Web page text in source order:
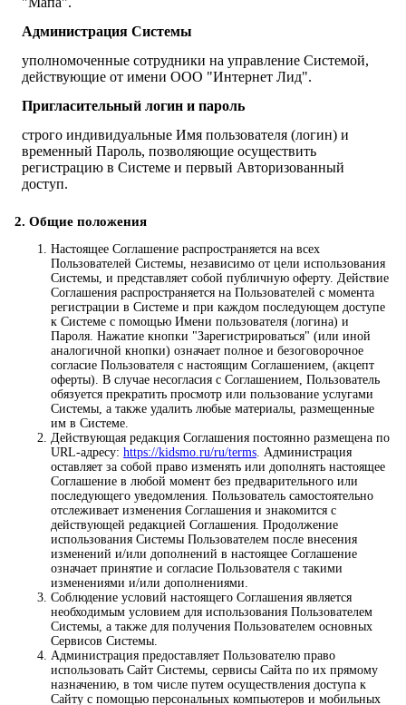
Администрация Системы
уполномоченные сотрудники на управление Системой,
действующие от имени ООО "Интернет Лид".
Пригласительный логин и пароль
строго индивидуальные Имя пользователя (логин) и
временный Пароль, позволяющие осуществить
регистрацию в Системе и первый Авторизованный
доступ.
2. Общие положения
Настоящее Соглашение распространяется на всех
Пользователей Системы, независимо от цели использования
Системы, и представляет собой публичную оферту. Действие
Соглашения распространяется на Пользователей с момента
регистрации в Системе и при каждом последующем доступе
к Системе с помощью Имени пользователя (логина) и
Пароля. Нажатие кнопки "Зарегистрироваться" (или иной
аналогичной кнопки) означает полное и безоговорочное
согласие Пользователя с настоящим Соглашением, (акцепт
оферты). В случае несогласия с Соглашением, Пользователь
обязуется прекратить просмотр или пользование услугами
Системы, а также удалить любые материалы, размещенные
им в Системе.
Действующая редакция Соглашения постоянно размещена по
URL-адресу: https://kidsmo.ru/ru/terms. Администрация
оставляет за собой право изменять или дополнять настоящее
Соглашение в любой момент без предварительного или
последующего уведомления. Пользователь самостоятельно
отслеживает изменения Соглашения и знакомится с
действующей редакцией Соглашения. Продолжение
использования Системы Пользователем после внесения
изменений и/или дополнений в настоящее Соглашение
означает принятие и согласие Пользователя с такими
изменениями и/или дополнениями.
Соблюдение условий настоящего Соглашения является
необходимым условием для использования Пользователем
Системы, а также для получения Пользователем основных
Сервисов Системы.
Администрация предоставляет Пользователю право
использовать Сайт Системы, сервисы Сайта по их прямому
назначению, в том числе путем осуществления доступа к
Сайту с помощью персональных компьютеров и мобильных